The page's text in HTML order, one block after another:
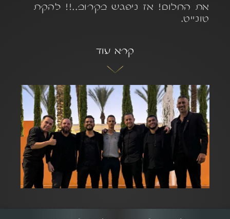
את החלום! אז ניפגש בקרוב..!! להקת
טונייט.
קרא עוד